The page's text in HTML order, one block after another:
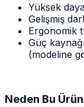
Yüksek
Gelişmiş
Ergonomik
Güç
(modeline
Neden Bu